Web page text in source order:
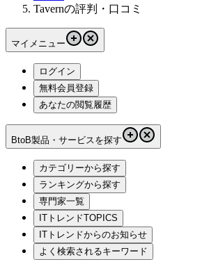
Tavernの評判・口コミ
マイメニュー
ログイン
無料会員登録
あなたの閲覧履歴
BtoB製品・サービスを探す
カテゴリーから探す
ランキングから探す
専門家一覧
ITトレンドTOPICS
ITトレンドからのお知らせ
よく検索されるキーワード